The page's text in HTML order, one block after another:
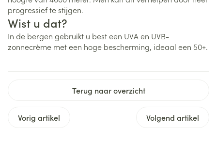
progressief te stijgen.
Wist u dat?
In de bergen gebruikt u best een UVA en UVB-
zonnecrème met een hoge bescherming, ideaal een 50+.
Terug naar overzicht
Vorig artikel Volgend artikel